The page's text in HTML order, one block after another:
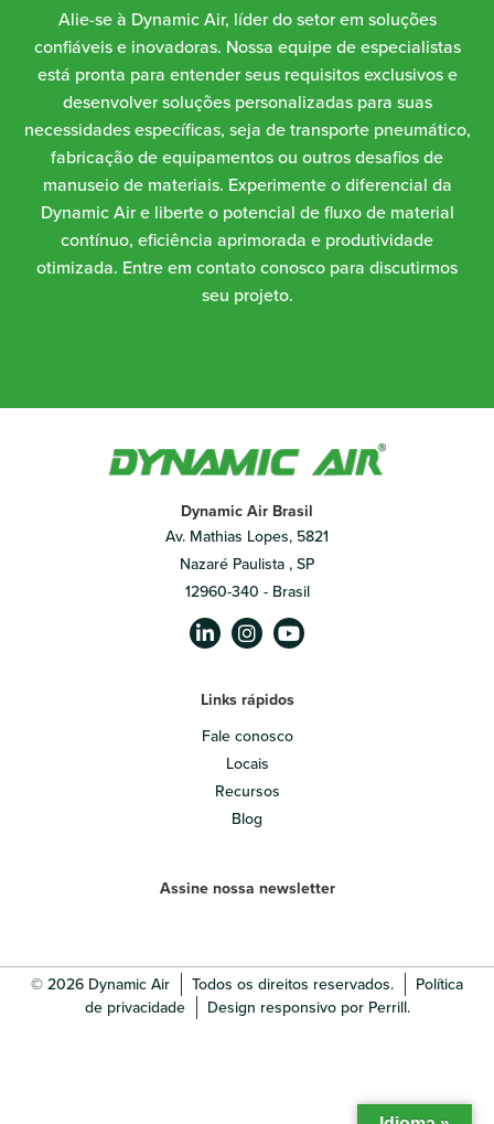
Alie-se à Dynamic Air, líder do setor em soluções
confiáveis e inovadoras. Nossa equipe de especialistas
está pronta para entender seus requisitos exclusivos e
desenvolver soluções personalizadas para suas
necessidades específicas, seja de transporte pneumático,
fabricação de equipamentos ou outros desafios de
manuseio de materiais. Experimente o diferencial da
Dynamic Air e liberte o potencial de fluxo de material
contínuo, eficiência aprimorada e produtividade
otimizada. Entre em contato conosco para discutirmos
seu projeto.
Dynamic Air Brasil
Av. Mathias Lopes, 5821
Nazaré Paulista , SP
12960-340 - Brasil
Links rápidos
Fale conosco
Locais
Recursos
Blog
Assine nossa newsletter
© 2026 Dynamic Air Todos os direitos reservados.
Política
de privacidade
Design responsivo por Perrill.